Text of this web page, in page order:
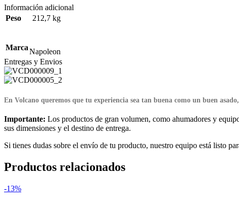
Información adicional
Peso
212,7 kg
MarcaNapoleon
Entregas y Envios
En Volcano queremos que tu experiencia sea tan buena como un buen
Importante: Los productos de gran volumen, como ahumadores y
sus dimensiones y el destino de entrega.
Si tienes dudas sobre el envío de tu producto, nuestro equipo está listo
Productos relacionados
-13%